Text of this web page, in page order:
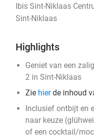
Ibis Sint-Niklaas
Sint-Niklaas
Highlights
Geniet van een
2 in Sint-Niklaas
Zie hierde inhoud
Inclusief ontbijt en
naar keuze
of een cocktail/